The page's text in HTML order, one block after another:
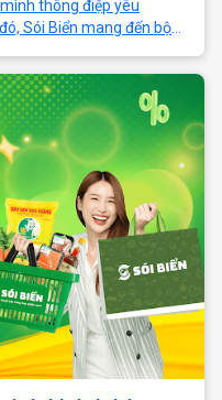
thông điệp yêu
Sói Biển mang đến bộ